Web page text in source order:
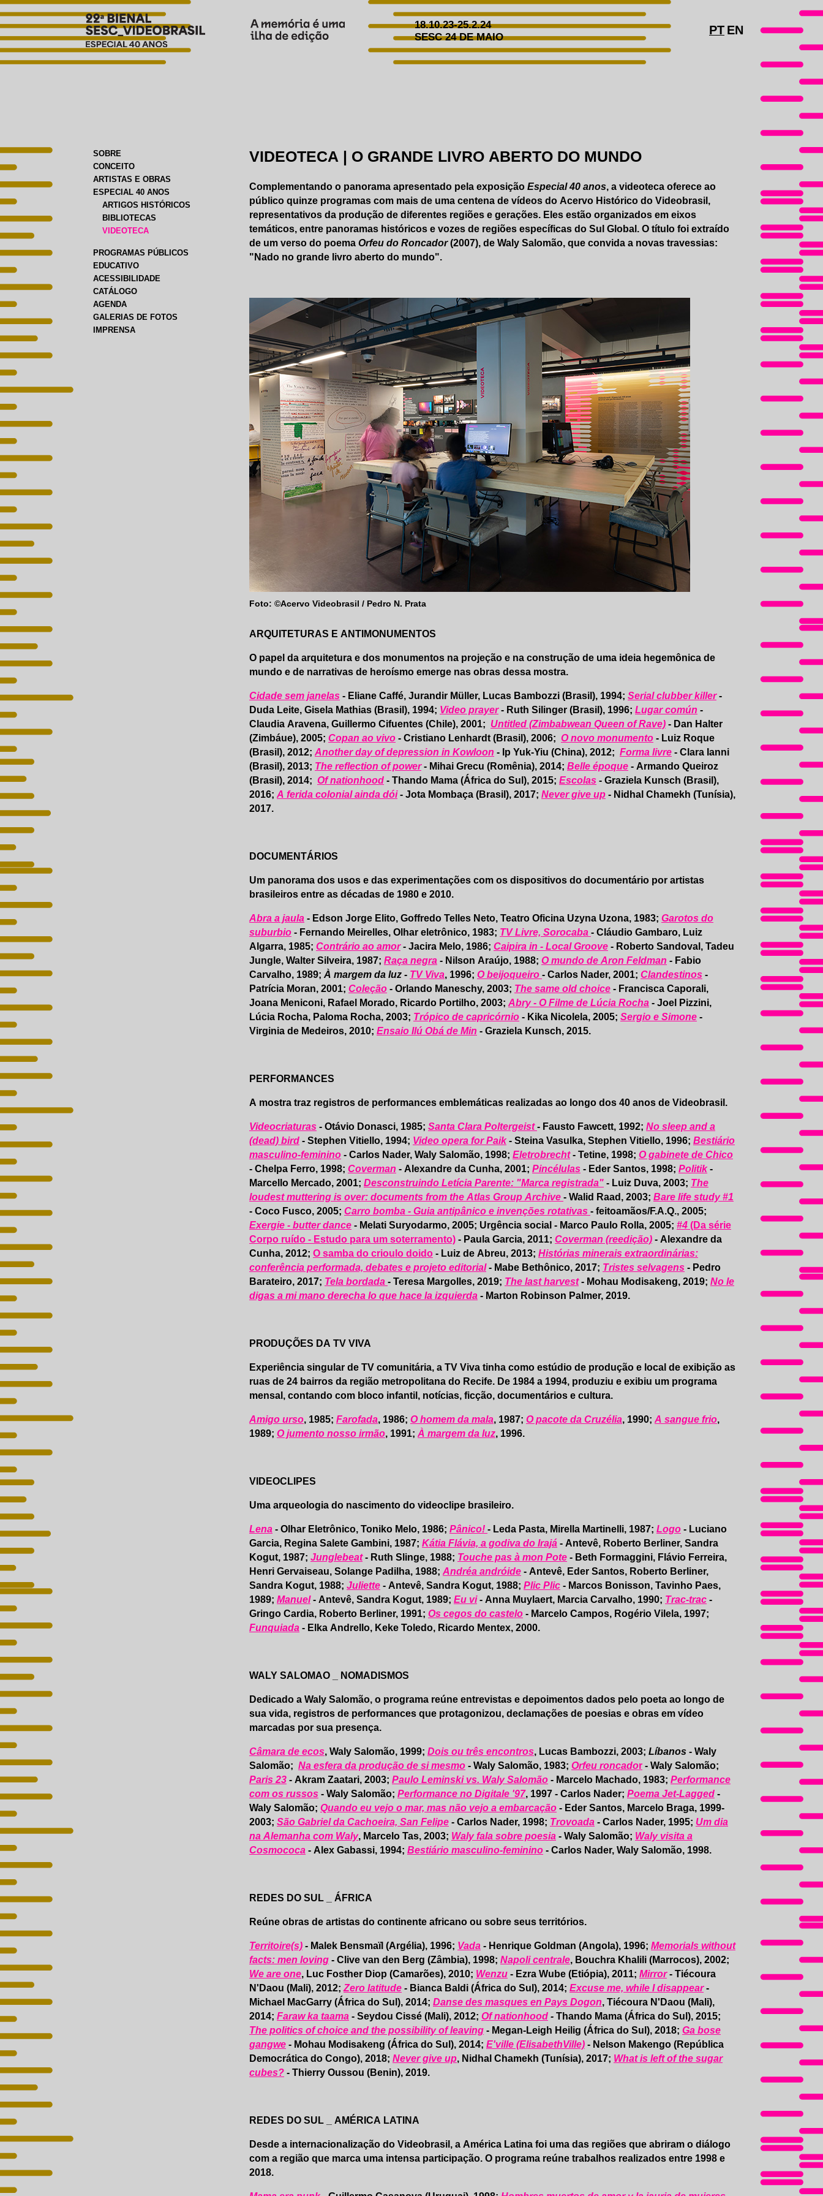
18.10.23-25.2.24
SESC 24 DE MAIO
PT EN
SOBRE
CONCEITO
ARTISTAS E OBRAS
ESPECIAL 40 ANOS
ARTIGOS HISTÓRICOS
BIBLIOTECAS
VIDEOTECA
PROGRAMAS PÚBLICOS
EDUCATIVO
ACESSIBILIDADE
CATÁLOGO
AGENDA
GALERIAS DE FOTOS
IMPRENSA
VIDEOTECA | O GRANDE LIVRO ABERTO DO MUNDO
Complementando o panorama apresentado pela exposição Especial 40 anos, a videoteca oferece ao
público quinze programas com mais de uma centena de vídeos do Acervo Histórico do Videobrasil,
representativos da produção de diferentes regiões e gerações. Eles estão organizados em eixos
temáticos, entre panoramas históricos e vozes de regiões específicas do Sul Global. O título foi extraído
de um verso do poema Orfeu do Roncador(2007), de Waly Salomão, que convida a novas travessias:
"Nado no grande livro aberto do mundo".
Foto: ©Acervo Videobrasil / Pedro N. Prata
ARQUITETURAS E ANTIMONUMENTOS
O papel da arquitetura e dos monumentos na projeção e na construção de uma ideia hegemônica de
mundo e de narrativas de heroísmo emerge nas obras dessa mostra.
Cidade sem janelas - Eliane Caffé, Jurandir Müller, Lucas Bambozzi (Brasil), 1994; Serial clubber killer-
Duda Leite, Gisela Mathias (Brasil), 1994; Video prayer- Ruth Silinger (Brasil), 1996; Lugar común -
Claudia Aravena, Guillermo Cifuentes (Chile), 2001; Untitled (Zimbabwean Queen of Rave) - Dan Halter
(Zimbáue), 2005; Copan ao vivo - Cristiano Lenhardt (Brasil), 2006; O novo monumento - Luiz Roque
(Brasil), 2012; Another day of depression in Kowloon - Ip Yuk-Yiu (China), 2012; Forma livre - Clara Ianni
(Brasil), 2013; The reflection of power- Mihai Grecu (Romênia), 2014; Belle époque - Armando Queiroz
(Brasil), 2014; Of nationhood - Thando Mama (África do Sul), 2015; Escolas - Graziela Kunsch (Brasil),
2016; A ferida colonial ainda dói- Jota Mombaça (Brasil), 2017; Never give up - Nidhal Chamekh (Tunísia),
2017.
DOCUMENTÁRIOS
Um panorama dos usos e das experimentações com os dispositivos do documentário por artistas
brasileiros entre as décadas de 1980 e 2010.
Abra a jaula - Edson Jorge Elito, Goffredo Telles Neto, Teatro Oficina Uzyna Uzona, 1983; Garotos do
suburbio - Fernando Meirelles, Olhar eletrônico, 1983; TV Livre, Sorocaba - Cláudio Gambaro, Luiz
Algarra, 1985; Contrário ao amor- Jacira Melo, 1986; Caipira in - Local Groove - Roberto Sandoval, Tadeu
Jungle, Walter Silveira, 1987; Raça negra - Nilson Araújo, 1988; O mundo de Aron Feldman - Fabio
Carvalho, 1989; À margem da luz - TV Viva, 1996; O beijoqueiro - Carlos Nader, 2001; Clandestinos -
Patrícia Moran, 2001; Coleção - Orlando Maneschy, 2003; The same old choice - Francisca Caporali,
Joana Meniconi, Rafael Morado, Ricardo Portilho, 2003; Abry - O Filme de Lúcia Rocha - Joel Pizzini,
Lúcia Rocha, Paloma Rocha, 2003; Trópico de capricórnio - Kika Nicolela, 2005; Sergio e Simone -
Virginia de Medeiros, 2010; Ensaio Ilú Obá de Min - Graziela Kunsch, 2015.
PERFORMANCES
A mostra traz registros de performances emblemáticas realizadas ao longo dos 40 anos de Videobrasil.
Videocriaturas - Otávio Donasci, 1985; Santa Clara Poltergeist- Fausto Fawcett, 1992; No sleep and a
(dead) bird - Stephen Vitiello, 1994; Video opera for Paik- Steina Vasulka, Stephen Vitiello, 1996; Bestiário
masculino-feminino - Carlos Nader, Waly Salomão, 1998; Eletrobrecht- Tetine, 1998; O gabinete de Chico
- Chelpa Ferro, 1998; Coverman - Alexandre da Cunha, 2001; Pincélulas - Eder Santos, 1998; Politik-
Marcello Mercado, 2001; Desconstruindo Letícia Parente: "Marca registrada" - Luiz Duva, 2003; The
loudest muttering is over: documents from the Atlas Group Archive - Walid Raad, 2003; Bare life study #1
- Coco Fusco, 2005; Carro bomba - Guia antipânico e invenções rotativas - feitoamãos/F.A.Q., 2005;
Exergie - butter dance - Melati Suryodarmo, 2005; Urgência social - Marco Paulo Rolla, 2005; #4 (Da série
Corpo ruído - Estudo para um soterramento) - Paula Garcia, 2011; Coverman (reedição) - Alexandre da
Cunha, 2012; O samba do crioulo doido - Luiz de Abreu, 2013; Histórias minerais extraordinárias:
conferência performada, debates e projeto editorial- Mabe Bethônico, 2017; Tristes selvagens - Pedro
Barateiro, 2017; Tela bordada - Teresa Margolles, 2019; The last harvest- Mohau Modisakeng, 2019; No le
digas a mi mano derecha lo que hace la izquierda - Marton Robinson Palmer, 2019.
PRODUÇÕES DA TV VIVA
Experiência singular de TV comunitária, a TV Viva tinha como estúdio de produção e local de exibição as
ruas de 24 bairros da região metropolitana do Recife. De 1984 a 1994, produziu e exibiu um programa
mensal, contando com bloco infantil, notícias, ficção, documentários e cultura.
Amigo urso, 1985; Farofada, 1986; O homem da mala, 1987; O pacote da Cruzélia, 1990; A sangue frio,
1989; O jumento nosso irmão, 1991; À margem da luz, 1996.
VIDEOCLIPES
Uma arqueologia do nascimento do videoclipe brasileiro.
Lena - Olhar Eletrônico, Toniko Melo, 1986; Pânico! - Leda Pasta, Mirella Martinelli, 1987; Logo - Luciano
Garcia, Regina Salete Gambini, 1987; Kátia Flávia, a godiva do Irajá - Antevê, Roberto Berliner, Sandra
Kogut, 1987; Junglebeat- Ruth Slinge, 1988; Touche pas à mon Pote - Beth Formaggini, Flávio Ferreira,
Henri Gervaiseau, Solange Padilha, 1988; Andréa andróide - Antevê, Eder Santos, Roberto Berliner,
Sandra Kogut, 1988; Juliette - Antevê, Sandra Kogut, 1988; Plic Plic - Marcos Bonisson, Tavinho Paes,
1989; Manuel - Antevê, Sandra Kogut, 1989; Eu vi- Anna Muylaert, Marcia Carvalho, 1990; Trac-trac -
Gringo Cardia, Roberto Berliner, 1991; Os cegos do castelo - Marcelo Campos, Rogério Vilela, 1997;
Funquiada - Elka Andrello, Keke Toledo, Ricardo Mentex, 2000.
WALY SALOMAO _ NOMADISMOS
Dedicado a Waly Salomão, o programa reúne entrevistas e depoimentos dados pelo poeta ao longo de
sua vida, registros de performances que protagonizou, declamações de poesias e obras em vídeo
marcadas por sua presença.
Câmara de ecos, Waly Salomão, 1999; Dois ou três encontros, Lucas Bambozzi, 2003; Líbanos - Waly
Salomão; Na esfera da produção de si mesmo - Waly Salomão, 1983; Orfeu roncador - Waly Salomão;
Paris 23 - Akram Zaatari, 2003; Paulo Leminski vs. Waly Salomão - Marcelo Machado, 1983; Performance
com os russos - Waly Salomão; Performance no Digitale '97, 1997 - Carlos Nader; Poema Jet-Lagged -
Waly Salomão; Quando eu vejo o mar, mas não vejo a embarcação - Eder Santos, Marcelo Braga, 1999-
2003; São Gabriel da Cachoeira, San Felipe - Carlos Nader, 1998; Trovoada - Carlos Nader, 1995; Um dia
na Alemanha com Waly, Marcelo Tas, 2003; Waly fala sobre poesia - Waly Salomão; Waly visita a
Cosmococa - Alex Gabassi, 1994; Bestiário masculino-feminino - Carlos Nader, Waly Salomão, 1998.
REDES DO SUL _ ÁFRICA
Reúne obras de artistas do continente africano ou sobre seus territórios.
Territoire(s) - Malek Bensmaïl (Argélia), 1996; Vada - Henrique Goldman (Angola), 1996; Memorials without
facts: men loving - Clive van den Berg (Zâmbia), 1998; Napoli centrale, Bouchra Khalili (Marrocos), 2002;
We are one, Luc Fosther Diop (Camarões), 2010; Wenzu - Ezra Wube (Etiópia), 2011; Mirror- Tiécoura
N'Daou (Mali), 2012; Zero latitude - Bianca Baldi (África do Sul), 2014; Excuse me, while I disappear-
Michael MacGarry (África do Sul), 2014; Danse des masques en Pays Dogon, Tiécoura N'Daou (Mali),
2014; Faraw ka taama - Seydou Cissé (Mali), 2012; Of nationhood - Thando Mama (África do Sul), 2015;
The politics of choice and the possibility of leaving - Megan-Leigh Heilig (África do Sul), 2018; Ga bose
gangwe - Mohau Modisakeng (África do Sul), 2014; E'ville (ElisabethVille) - Nelson Makengo (República
Democrática do Congo), 2018; Never give up, Nidhal Chamekh (Tunísia), 2017; What is left of the sugar
cubes? - Thierry Oussou (Benin), 2019.
REDES DO SUL _ AMÉRICA LATINA
Desde a internacionalização do Videobrasil, a América Latina foi uma das regiões que abriram o diálogo
com a região que marca uma intensa participação. O programa reúne trabalhos realizados entre 1998 e
2018.